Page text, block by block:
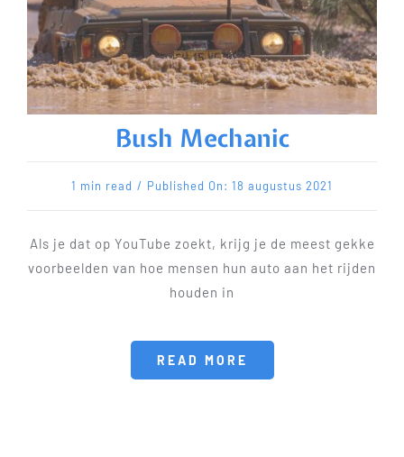
Bush Mechanic
1 min read / Published On: 18 augustus 2021
Als je dat op YouTube zoekt, krijg je de meest gekke
voorbeelden van hoe mensen hun auto aan het rijden
houden in
READ MORE